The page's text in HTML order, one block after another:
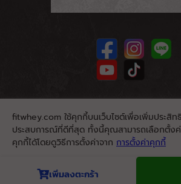
เพิ่มลงตะกร้า
© 2026. Fitwhey.com. All Rights Reserved.
fitwhey.com ใช้คุกกี้บนเว็บไซต์เพื่อเพิ่มประสิท
ประสบการณ์ที่ดีที่สุด ทั้งนี้คุณสามารถเลือกตั้งค่
คุกกี้ได้โดยดูวิธีการตั้งค่าจาก การตั้งค่าคุกกี้
นโ